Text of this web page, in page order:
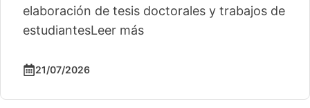
elaboración de tesis doctorales y trabajos de
estudiantesLeer más
21/07/2026